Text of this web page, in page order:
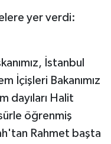
yer verdi:
İstanbul
İçişleri Bakanımız
dayıları Halit
öğrenmiş
Rahmet başta